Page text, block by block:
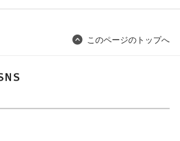
このページのトップへ